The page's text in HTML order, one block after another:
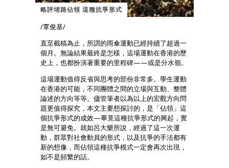
略評堵路佔領 這種抗爭形式
/覃俊基/
直至截稿為止，所謂的雨傘運動已經持續了超過一
個月。無論結果最終是怎樣，這場運動在香港的歷
史上，也都扮演著重要的里程碑——或是分水嶺。
這場運動值得反省與思考的部份非常多。學生運動
在香港的可能，不同團體之間的立場與互動、整體
論述的方向等等。儘管筆者以為以上的宏觀方向問
題更值得探究，本文主要想探討的，是「佔領」這
個抗爭形式的成效—畢竟這種抗爭形式的興起，實
是無可避免。就如呂大樂所說，經過了這一次運
動，群眾對社會動員的形式，以及抗爭的手法都有
新的想像，而佔領這種抗爭模式一定會再次出現，
如不是頻繁的話。